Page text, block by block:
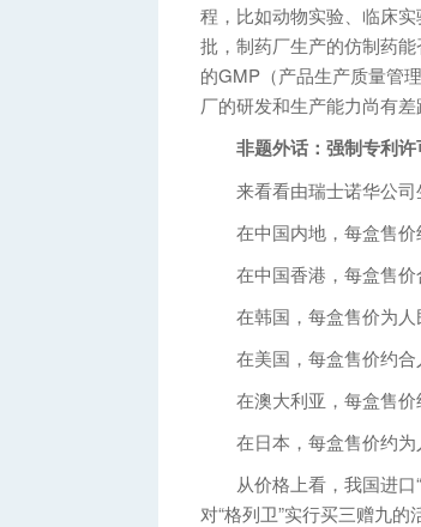
程，比如动物实验、临床
批，制药厂生产的仿制药
的GMP（产品生产质量管
厂的研发和生产能力尚有差
非题外话：强制专利
来看看由瑞士诺华公司
在中国内地，每盒售价
在中国香港，每盒售价
在韩国，每盒售价为人
在美国，每盒售价约合
在澳大利亚，每盒售价
在日本，每盒售价约为
从价格上看，我国进口“
对“格列卫”实行买三赠九